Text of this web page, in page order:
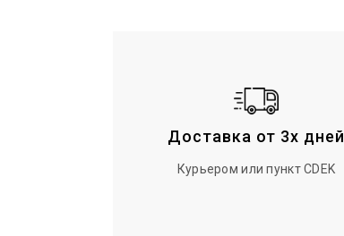
Доставка от 3х дней
Курьером или пункт CDEK